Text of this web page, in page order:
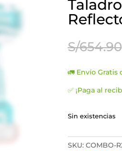
S/654.90
🚛 Envío Gratis
✅ ¡Paga al
Sin existencias
SKU: COMBO-